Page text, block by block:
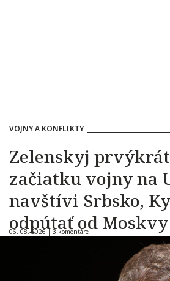
VOJNY A KONFLIKTY
Zelenskyj
začiatku vojny na
navštívi Srbsko,
odpútať od Moskvy
06. 08. 2026 | 3 komentáre